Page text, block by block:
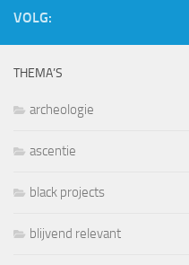
VOLG:
THEMA’S
archeologie
ascentie
black projects
blijvend relevant